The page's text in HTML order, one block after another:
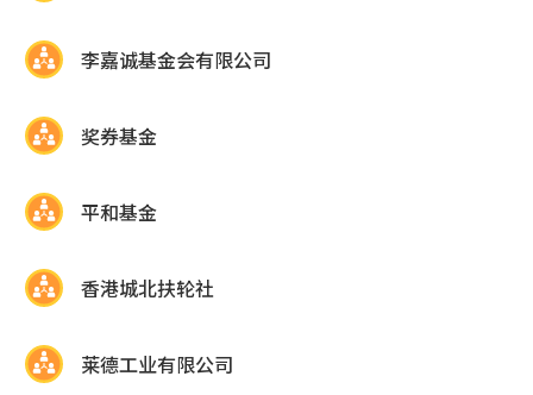
李嘉诚基金会有限公司
奖券基金
平和基金
香港城北扶轮社
莱德工业有限公司